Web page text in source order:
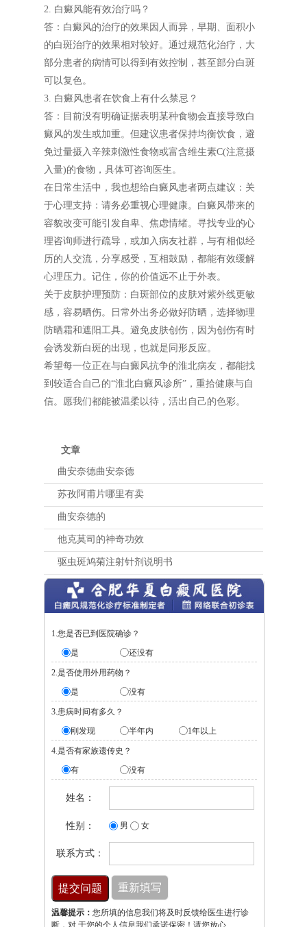
2. 白癜风能有效治疗吗？
答：白癜风的治疗的效果因人而异，早期、面积小
的白斑治疗的效果相对较好。通过规范化治疗，大
部分患者的病情可以得到有效控制，甚至部分白斑
可以复色。
3. 白癜风患者在饮食上有什么禁忌？
答：目前没有明确证据表明某种食物会直接导致白
癜风的发生或加重。但建议患者保持均衡饮食，避
免过量摄入辛辣刺激性食物或富含维生素C(注意摄
入量)的食物，具体可咨询医生。
在日常生活中，我也想给白癜风患者两点建议：关
于心理支持：请务必重视心理健康。白癜风带来的
容貌改变可能引发自卑、焦虑情绪。寻找专业的心
理咨询师进行疏导，或加入病友社群，与有相似经
历的人交流，分享感受，互相鼓励，都能有效缓解
心理压力。记住，你的价值远不止于外表。
关于皮肤护理预防：白斑部位的皮肤对紫外线更敏
感，容易晒伤。日常外出务必做好防晒，选择物理
防晒霜和遮阳工具。避免皮肤创伤，因为创伤有时
会诱发新白斑的出现，也就是同形反应。
希望每一位正在与白癜风抗争的淮北病友，都能找
到较适合自己的“淮北白癜风诊所”，重拾健康与自
信。愿我们都能被温柔以待，活出自己的色彩。
文章
曲安奈德曲安奈德
苏孜阿甫片哪里有卖
曲安奈德的
他克莫司的神奇功效
驱虫斑鸠菊注射针剂说明书
1.您是否已到医院确诊？
是
还没有
2.是否使用外用药物？
是
没有
3.患病时间有多久？
刚发现
半年内 1年以上
4.是否有家族遗传史？
有
没有
姓名：
性别： 男 女
联系方式：
温馨提示： 您所填的信息我们将及时反馈给医生进行诊
断，对 于您的个人信息我们承诺保密！请您放心